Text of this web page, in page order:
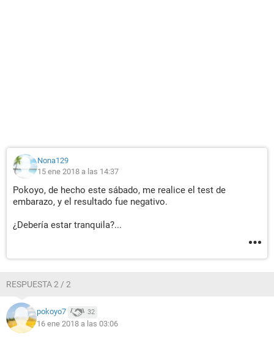
Nona129
15 ene 2018 a las 14:37
Pokoyo, de hecho este sábado, me realice el test de
embarazo, y el resultado fue negativo.
¿Debería estar tranquila?...
RESPUESTA 2 / 2
pokoyo7 32
16 ene 2018 a las 03:06